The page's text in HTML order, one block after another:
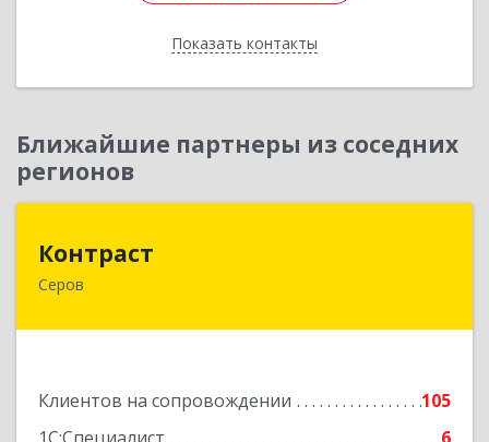
Показать контакты
Назад
Ближайшие партнеры из соседних
регионов
Контраст
Серов
Клиентов на сопровождении
105
624993, Свердловская обл, Серов г, Ленина ул,